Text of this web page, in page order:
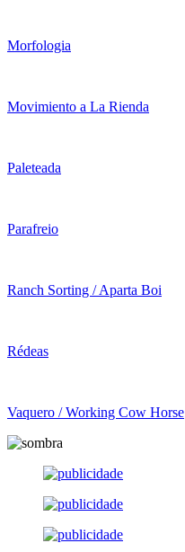
Morfologia
Movimiento a La Rienda
Paleteada
Parafreio
Ranch Sorting / Aparta Boi
Rédeas
Vaquero / Working Cow Horse